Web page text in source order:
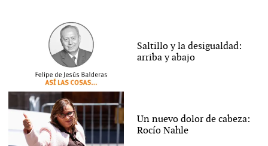
Saltillo y la desigualdad:
arriba y abajo
Un nuevo dolor de cabeza:
Rocío Nahle